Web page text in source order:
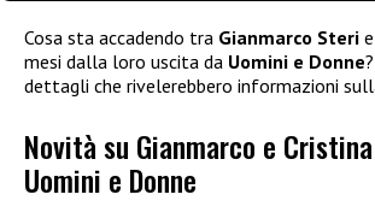
Cosa sta accadendo tra Gianmarco Steri e
mesi dalla loro uscita da Uomini e Donne
dettagli che rivelerebbero informazioni
Novità su Gianmarco e
Uomini e Donne